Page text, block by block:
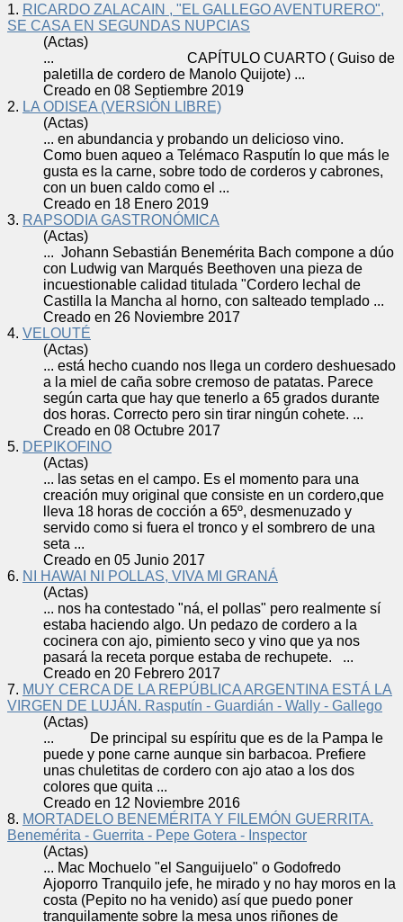
1. RICARDO ZALACAIN , "EL GALLEGO AVENTURERO",
SE CASA EN SEGUNDAS NUPCIAS
(Actas)
... CAPÍTULO CUARTO ( Guiso de
paletilla de cordero de Manolo Quijote) ...
Creado en 08 Septiembre 2019
2. LA ODISEA (VERSIÓN LIBRE)
(Actas)
... en abundancia y probando un delicioso vino.
Como buen aqueo a Telémaco Rasputín lo que más le
gusta es la carne, sobre todo de corderos y cabrones,
con un buen caldo como el ...
Creado en 18 Enero 2019
3. RAPSODIA GASTRONÓMICA
(Actas)
... Johann Sebastián Benemérita Bach compone a dúo
con Ludwig van Marqués Beethoven una pieza de
incuestionable calidad titulada "Cordero lechal de
Castilla la Mancha al horno, con salteado templado ...
Creado en 26 Noviembre 2017
4. VELOUTÉ
(Actas)
... está hecho cuando nos llega un cordero deshuesado
a la miel de caña sobre cremoso de patatas. Parece
según carta que hay que tenerlo a 65 grados durante
dos horas. Correcto pero sin tirar ningún cohete. ...
Creado en 08 Octubre 2017
5. DEPIKOFINO
(Actas)
... las setas en el campo. Es el momento para una
creación muy original que consiste en un cordero,que
lleva 18 horas de cocción a 65º, desmenuzado y
servido como si fuera el tronco y el sombrero de una
seta ...
Creado en 05 Junio 2017
6. NI HAWAI NI POLLAS, VIVA MI GRANÁ
(Actas)
... nos ha contestado "ná, el pollas" pero realmente sí
estaba haciendo algo. Un pedazo de cordero a la
cocinera con ajo, pimiento seco y vino que ya nos
pasará la receta porque estaba de rechupete. ...
Creado en 20 Febrero 2017
7. MUY CERCA DE LA REPÚBLICA ARGENTINA ESTÁ LA
VIRGEN DE LUJÁN. Rasputín - Guardián - Wally - Gallego
(Actas)
... De principal su espíritu que es de la Pampa le
puede y pone carne aunque sin barbacoa. Prefiere
unas chuletitas de cordero con ajo atao a los dos
colores que quita ...
Creado en 12 Noviembre 2016
8. MORTADELO BENEMÉRITA Y FILEMÓN GUERRITA.
Benemérita - Guerrita - Pepe Gotera - Inspector
(Actas)
... Mac Mochuelo "el Sanguijuelo" o Godofredo
Ajoporro Tranquilo jefe, he mirado y no hay moros en la
costa (Pepito no ha venido) así que puedo poner
tranquilamente sobre la mesa unos riñones de